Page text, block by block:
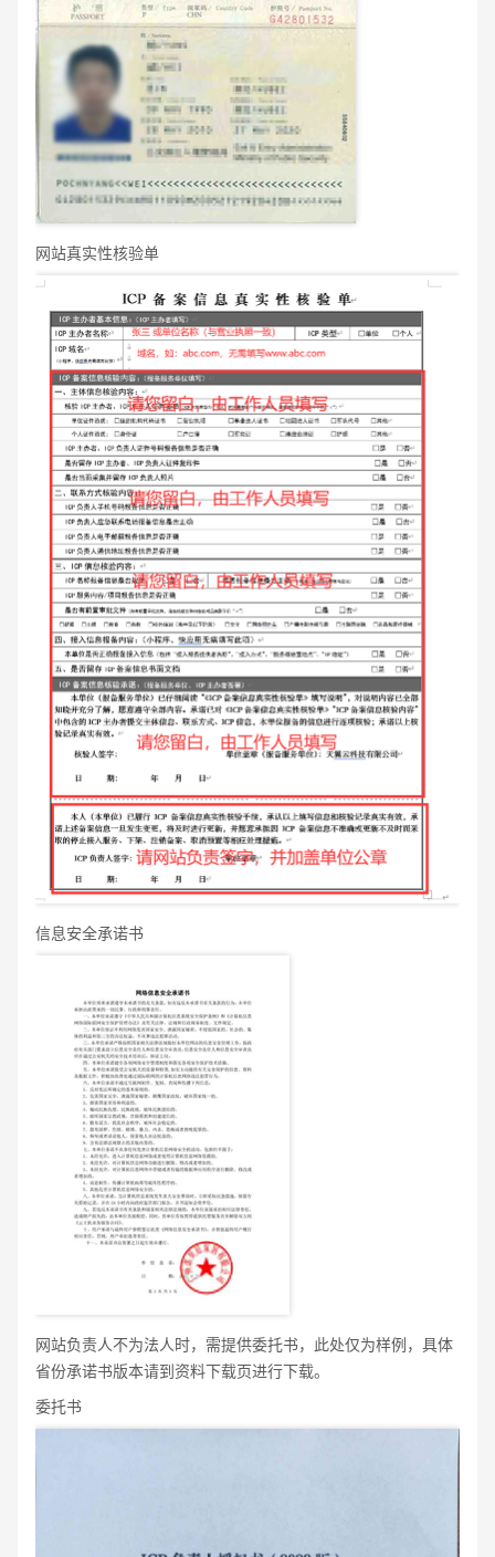
网站真实性核验单
信息安全承诺书
网站负责人不为法人时，需提供委托书，此处仅为样例，具体
省份承诺书版本请到资料下载页进行下载。
委托书